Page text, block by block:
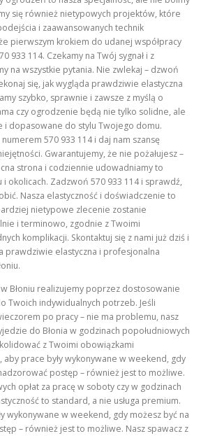
się również nietypowych projektów, które
i zaawansowanych technik
pierwszym krokiem do udanej współpracy
933 114. Czekamy na Twój sygnał i z
na wszystkie pytania. Nie zwlekaj – dzwoń
się, jak wygląda prawdziwie elastyczna
szybko, sprawnie i zawsze z myślą o
czy ogrodzenie będą nie tylko solidne, ale
i dopasowane do stylu Twojego domu.
570 933 114 i daj nam szansę
Gwarantujemy, że nie pożałujesz –
strona i codziennie udowadniamy to
i okolicach. Zadzwoń 570 933 114 i sprawdź,
Nasza elastyczność i doświadczenie to
nietypowe zlecenie zostanie
i terminowo, zgodnie z Twoimi
komplikacji. Skontaktuj się z nami już dziś i
prawdziwie elastyczna i profesjonalna
Błoniu realizujemy poprzez dostosowanie
Twoich indywidualnych potrzeb. Jeśli
po pracy – nie ma problemu, nasz
do Błonia w godzinach popołudniowych
z Twoimi obowiązkami
aby prace były wykonywane w weekend, gdy
postęp – również jest to możliwe.
opłat za pracę w soboty czy w godzinach
to standard, a nie usługa premium.
wykonywane w weekend, gdy możesz być na
– również jest to możliwe. Nasz spawacz z